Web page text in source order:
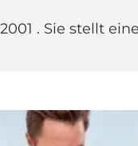
. Sie stellt